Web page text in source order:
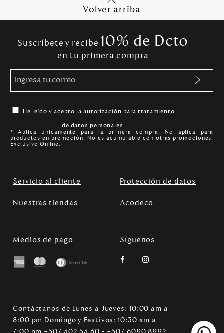
Volver arriba
Suscríbete y recibe 10% de Dcto
en tu primera compra
He leído y acepto la autorización para tratamiento
de datos personales.
* Aplica unicamente para la primera compra. No aplica para
productos en promoción. No es acumulable con otras promociones.
Exclusivo Online.
Servicio al cliente Protección de datos
Nuestras tiendas Acodeco
Medios de pago Síguenos
Contáctanos de Lunes a Jueves: 10:00 am a
8:00 pm Domingo y Festivos: 10:30 am a